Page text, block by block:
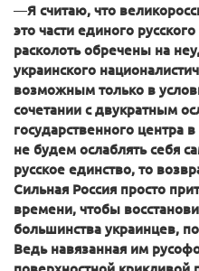
—Я считаю, что
это части единого
расколоть обречены на
украинского
возможным только в
сочетании с двукратным
государственного центра
не будем ослаблять себя
русское единство, то
Сильная Россия просто
времени, чтобы
большинства украинцев,
Ведь навязанная им